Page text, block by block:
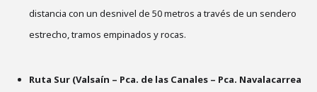
distancia con un desnivel de 50 metros a través de un sendero
estrecho, tramos empinados y rocas.
Ruta Sur (Valsaín – Pca. de las Canales – Pca. Navalacarrea